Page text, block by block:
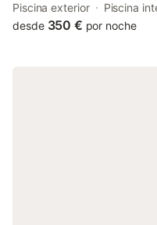
casino, around 24 km from
kitchen, this property also
Piscina exterior Piscina
desde 350 € por noche